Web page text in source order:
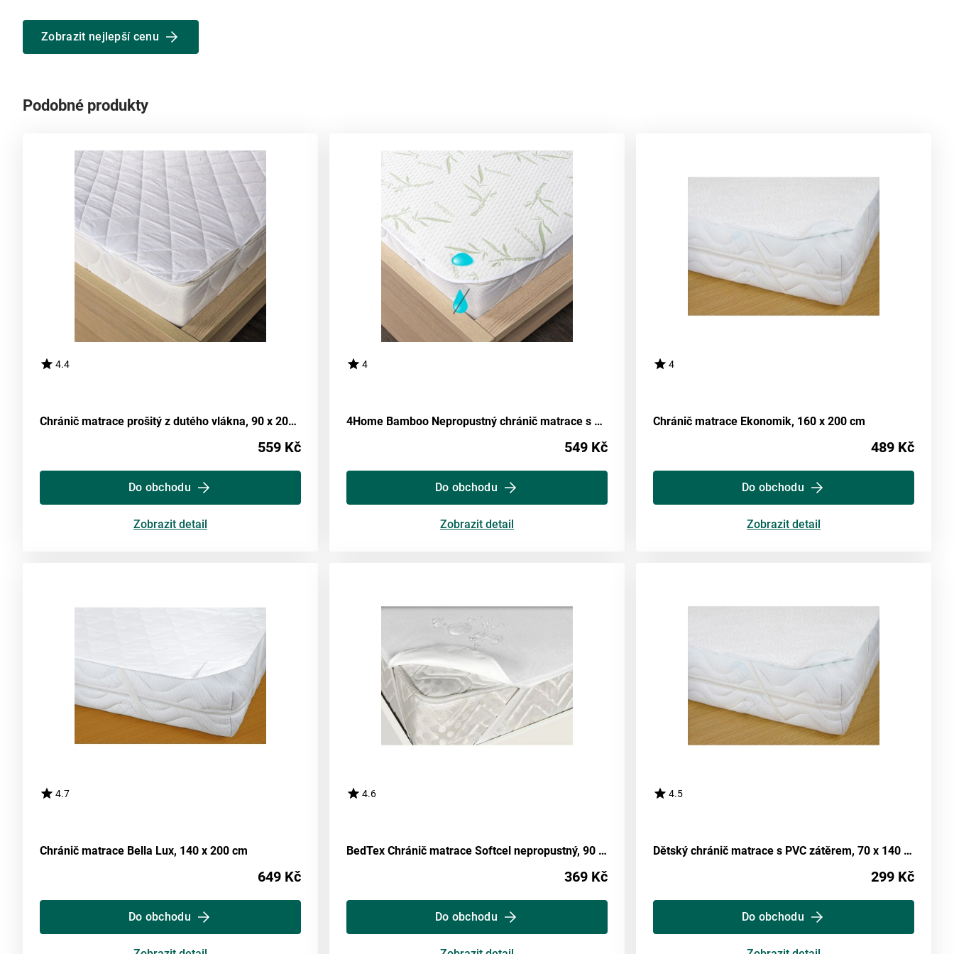
Zobrazit nejlepší cenu
Podobné produkty
4.4
Chránič matrace prošitý z dutého vlákna, 90 x 200 cm
559 Kč
Do obchodu
Zobrazit detail
4
4Home Bamboo Nepropustný chránič matrace s gumou, 200 x 200 cm
549 Kč
Do obchodu
Zobrazit detail
4
Chránič matrace Ekonomik, 160 x 200 cm
489 Kč
Do obchodu
Zobrazit detail
4.7
Chránič matrace Bella Lux, 140 x 200 cm
649 Kč
Do obchodu
4.6
BedTex Chránič matrace Softcel nepropustný, 90 x 200 cm
369 Kč
Do obchodu
4.5
Dětský chránič matrace s PVC zátěrem, 70 x 140 cm
299 Kč
Do obchodu